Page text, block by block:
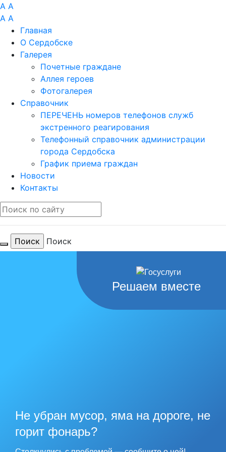
A A
A A
Главная
О Сердобске
Галерея
Почетные граждане
Аллея героев
Фотогалерея
Справочник
ПЕРЕЧЕНЬ номеров телефонов служб
экстренного реагирования
Телефонный справочник администрации
города Сердобска
График приема граждан
Новости
Контакты
Поиск
Решаем вместе
Не убран мусор, яма на дороге, не
горит фонарь?
Для тебя
рекорды